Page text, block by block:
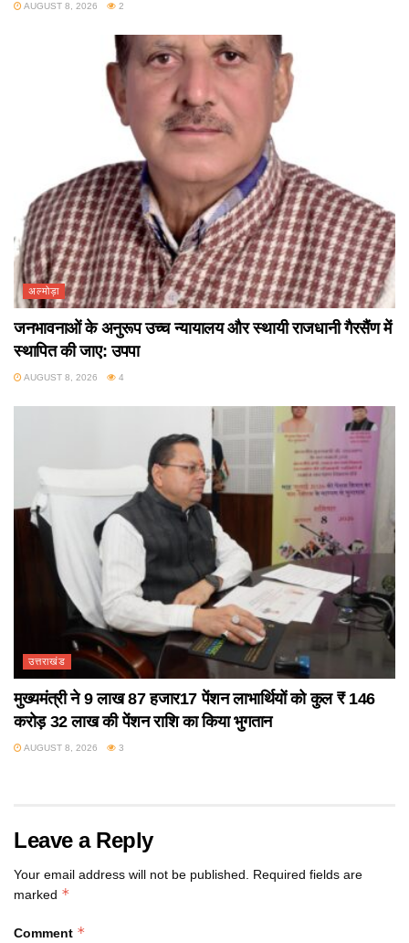
AUGUST 8, 2026 2
अल्मोड़ा
जनभावनाओं के अनुरूप उच्च न्यायालय और स्थायी राजधानी गैरसैंण में
स्थापित की जाए: उपपा
AUGUST 8, 2026 4
उत्तराखंड
मुख्यमंत्री ने 9 लाख 87 हजार17 पेंशन लाभार्थियों को कुल ₹ 146
करोड़ 32 लाख की पेंशन राशि का किया भुगतान
AUGUST 8, 2026 3
Leave a Reply
Your email address will not be published. Required fields are
marked *
Comment *